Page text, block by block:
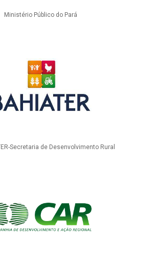
Ministério Público do Pará
Secretaria de Desenvolvimento Rural